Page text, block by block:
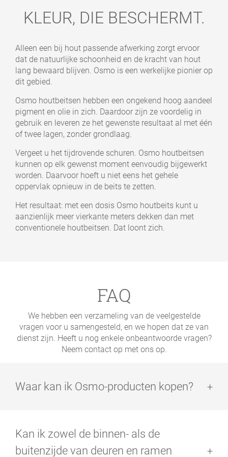
KLEUR, DIE BESCHERMT.
Alleen een bij hout passende afwerking zorgt ervoor
dat de natuurlijke schoonheid en de kracht van hout
lang bewaard blijven. Osmo is een werkelijke pionier op
dit gebied.
Osmo houtbeitsen hebben een ongekend hoog aandeel
pigment en olie in zich. Daardoor zijn ze voordelig in
gebruik en leveren ze het gewenste resultaat al met één
of twee lagen, zonder grondlaag.
Vergeet u het tijdrovende schuren. Osmo houtbeitsen
kunnen op elk gewenst moment eenvoudig bijgewerkt
worden. Daarvoor hoeft u niet eens het gehele
oppervlak opnieuw in de beits te zetten.
Het resultaat: met een dosis Osmo houtbeits kunt u
aanzienlijk meer vierkante meters dekken dan met
conventionele houtbeitsen. Dat loont zich.
FAQ
We hebben een verzameling van de veelgestelde
vragen voor u samengesteld, en we hopen dat ze van
dienst zijn. Heeft u nog enkele onbeantwoorde vragen?
Neem contact op met ons op.
Waar kan ik Osmo-producten kopen?
dealers met een eigen magazijn, maar een kleine
selectie producten is ook verkrijgbaar bij bouwmarkten.
Rechtstreekse verkoop aan eindgebruikers is niet
Kan ik zowel de binnen- als de
buitenzijde van deuren en ramen